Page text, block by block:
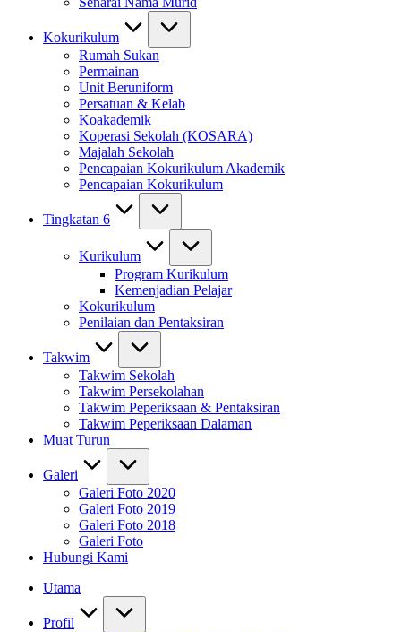
Kokurikulum
Rumah Sukan
Permainan
Unit Beruniform
Persatuan & Kelab
Koakademik
Koperasi Sekolah (KOSARA)
Majalah Sekolah
Pencapaian Kokurikulum Akademik
Pencapaian Kokurikulum
Tingkatan 6
Kurikulum
Program Kurikulum
Kemenjadian Pelajar
Kokurikulum
Penilaian dan Pentaksiran
Takwim
Takwim Sekolah
Takwim Persekolahan
Takwim Peperiksaan & Pentaksiran
Takwim Peperiksaan Dalaman
Muat Turun
Galeri
Galeri Foto 2020
Galeri Foto 2019
Galeri Foto 2018
Galeri Foto
Hubungi Kami
Utama
Profil